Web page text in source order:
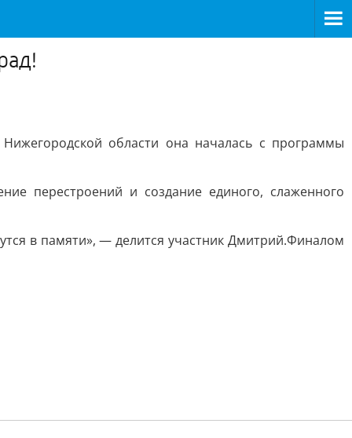
области она началась с программы
перестроений и создание единого, слаженного
в памяти», — делится участник Дмитрий.Финалом